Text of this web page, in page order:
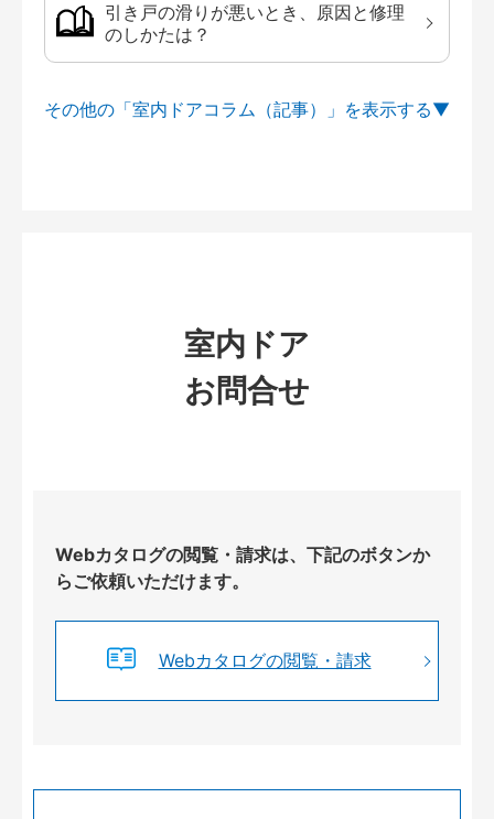
引き戸の滑りが悪いとき、原因と修理
のしかたは？
その他の「室内ドアコラム（記事）」を
室内ドア
お問合せ
Webカタログの閲覧・請求は、下記のボタンか
らご依頼いただけます。
Webカタログの閲覧・請求